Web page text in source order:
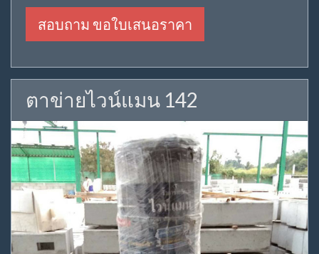
สอบถาม ขอใบเสนอราคา
ตาข่ายไวน์แมน 142